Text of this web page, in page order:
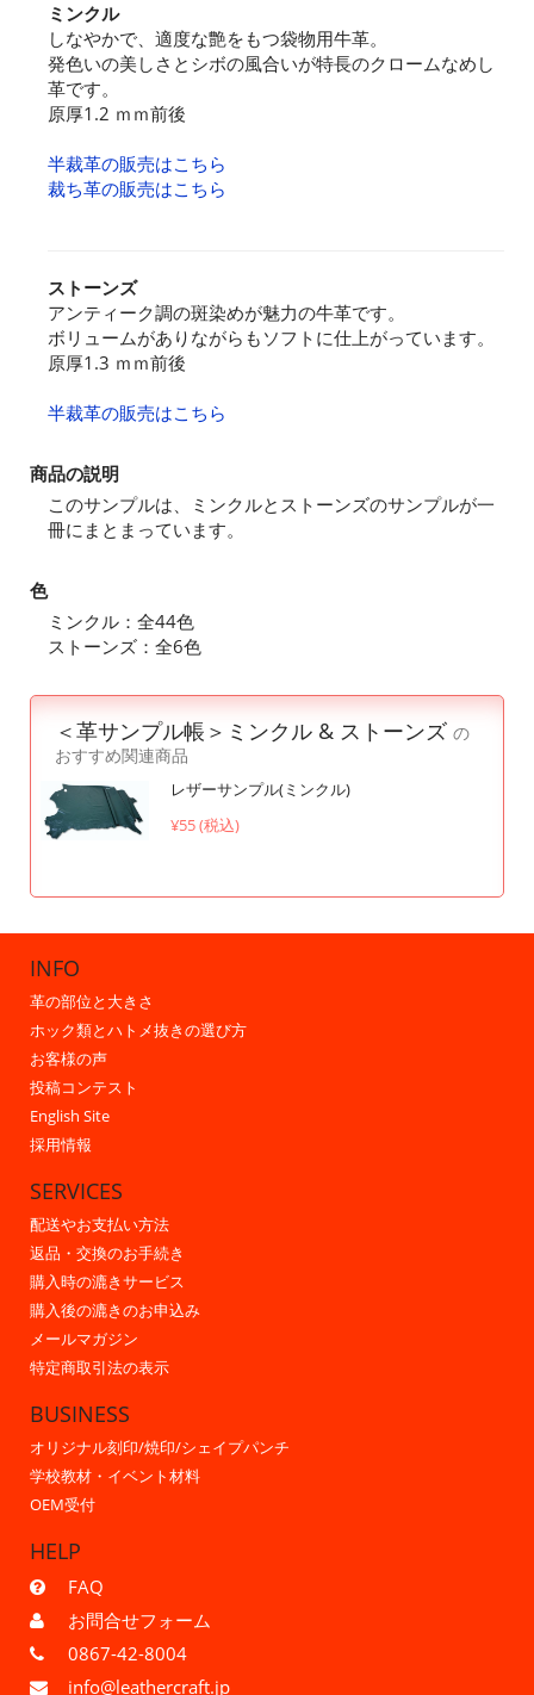
ミンクル
しなやかで、適度な艶をもつ袋物用牛革。
発色いの美しさとシボの風合いが特長のクロームなめし
革です。
原厚1.2 ｍｍ前後
半裁革の販売はこちら
裁ち革の販売はこちら
ストーンズ
アンティーク調の斑染めが魅力の牛革です。
ボリュームがありながらもソフトに仕上がっています。
原厚1.3 ｍｍ前後
半裁革の販売はこちら
商品の説明
このサンプルは、ミンクルとストーンズのサンプルが一
冊にまとまっています。
色
ミンクル：全44色
ストーンズ：全6色
＜革サンプル帳＞ミンクル & ストーンズ の
おすすめ関連商品
レザーサンプル(ミンクル)
¥55 (税込)
INFO
革の部位と大きさ
ホック類とハトメ抜きの選び方
お客様の声
投稿コンテスト
English Site
採用情報
SERVICES
配送やお支払い方法
返品・交換のお手続き
購入時の漉きサービス
購入後の漉きのお申込み
メールマガジン
特定商取引法の表示
BUSINESS
オリジナル刻印/焼印/シェイプパンチ
学校教材・イベント材料
OEM受付
HELP
FAQ
お問合せフォーム
0867-42-8004
info@leathercraft.jp